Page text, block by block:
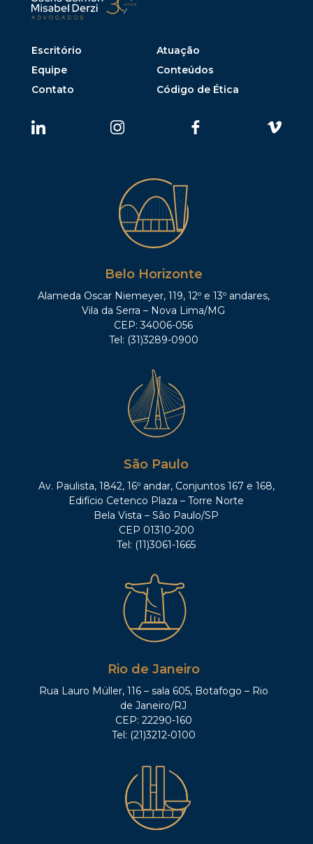
Escritório
Atuação
Equipe
Conteúdos
Contato
Código de Ética
Belo Horizonte
Alameda Oscar Niemeyer, 119, 12º e 13º andares,
Vila da Serra – Nova Lima/MG
CEP: 34006-056
Tel: (31)3289-0900
São Paulo
Av. Paulista, 1842, 16º andar, Conjuntos 167 e 168,
Edifício Cetenco Plaza – Torre Norte
Bela Vista – São Paulo/SP
CEP 01310-200
Tel: (11)3061-1665
Rio de Janeiro
Rua Lauro Müller, 116 – sala 605, Botafogo – Rio
de Janeiro/RJ
CEP: 22290-160
Tel: (21)3212-0100